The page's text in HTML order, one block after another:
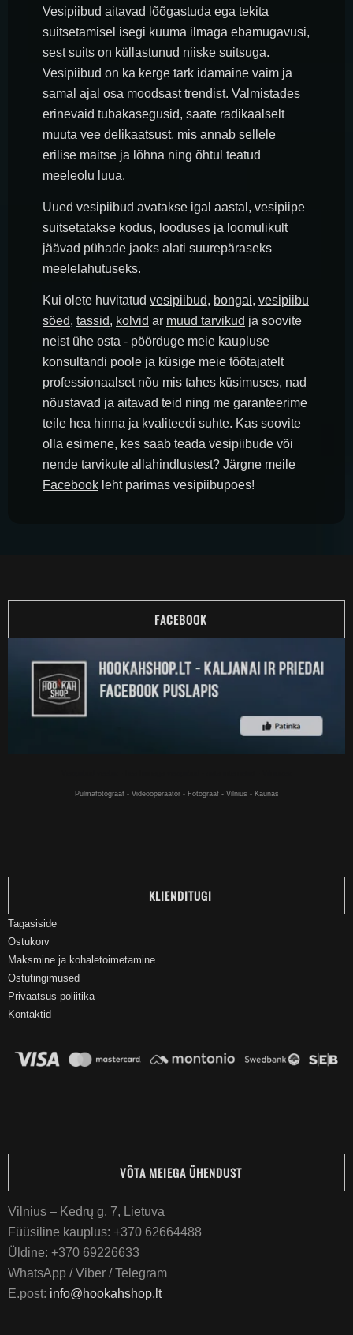
Vesipiibud aitavad lõõgastuda ega tekita
suitsetamisel isegi kuuma ilmaga ebamugavusi,
sest suits on küllastunud niiske suitsuga.
Vesipiibud on ka kerge tark idamaine vaim ja
samal ajal osa moodsast trendist. Valmistades
erinevaid tubakasegusid, saate radikaalselt
muuta vee delikaatsust, mis annab sellele
erilise maitse ja lõhna ning õhtul teatud
meeleolu luua.
Uued vesipiibud avatakse igal aastal, vesipiipe
suitsetatakse kodus, looduses ja loomulikult
jäävad pühade jaoks alati suurepäraseks
meelelahutuseks.
Kui olete huvitatud vesipiibud, bongai, vesipiibu
söed, tassid, kolvid ar muud tarvikud ja soovite
neist ühe osta - pöörduge meie kaupluse
konsultandi poole ja küsige meie töötajatelt
professionaalset nõu mis tahes küsimuses, nad
nõustavad ja aitavad teid ning me garanteerime
teile hea hinna ja kvaliteedi suhte. Kas soovite
olla esimene, kes saab teada vesipiibude või
nende tarvikute allahindlustest? Järgne meile
Facebook leht parimas vesipiibupoes!
FACEBOOK
Pulmafotograaf - Videooperaator - Fotograaf - Vilnius - Kaunas
KLIENDITUGI
Tagasiside
Ostukorv
Maksmine ja kohaletoimetamine
Ostutingimused
Privaatsus poliitika
Kontaktid
VÕTA MEIEGA ÜHENDUST
Vilnius – Kedrų g. 7, Lietuva
Füüsiline kauplus: +370 62664488
Üldine: +370 69226633
WhatsApp / Viber / Telegram
E.post: info@hookahshop.lt